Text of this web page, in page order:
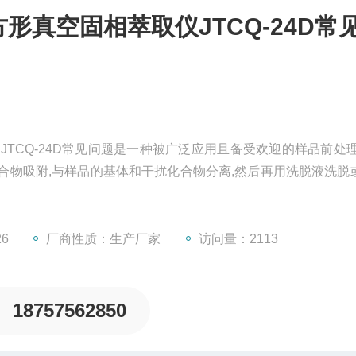
真空固相萃取仪JTCQ-24D常
24D常见问题是一种被广泛应用且备受欢迎的样品前处
物吸附,与样品的基体和干扰化合物分离,然后再用洗脱液洗脱
厂商性质：生产厂家 访问量：2113
18757562850